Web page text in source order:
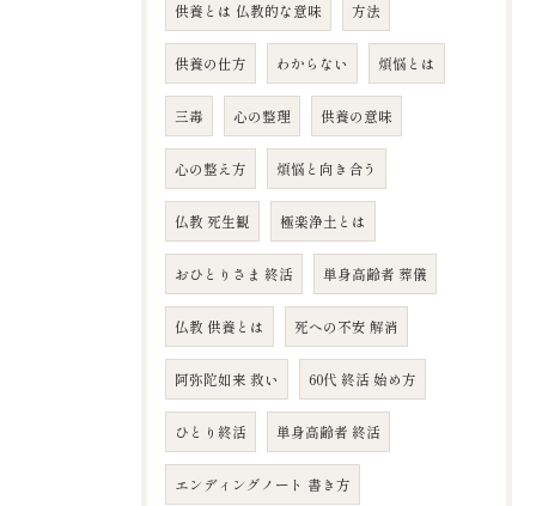
供養とは 仏教的な意味 方法
供養の仕方 わからない 煩悩とは
三毒 心の整理 供養の意味
心の整え方 煩悩と向き合う
仏教 死生観 極楽浄土とは
おひとりさま 終活 単身高齢者 葬儀
仏教 供養とは 死への不安 解消
阿弥陀如来 救い 60代 終活 始め方
ひとり終活 単身高齢者 終活
エンディングノート 書き方